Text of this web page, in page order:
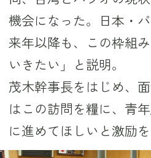
機会になった。日本・
来年以降も、この枠組
いきたい」と説明。
茂木幹事長をはじめ、
はこの訪問を糧に、青
に進めてほしいと激励